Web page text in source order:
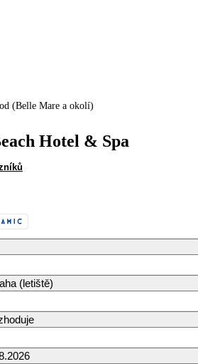
(Belle Mare a okolí)
Hotel & Spa
(letiště)